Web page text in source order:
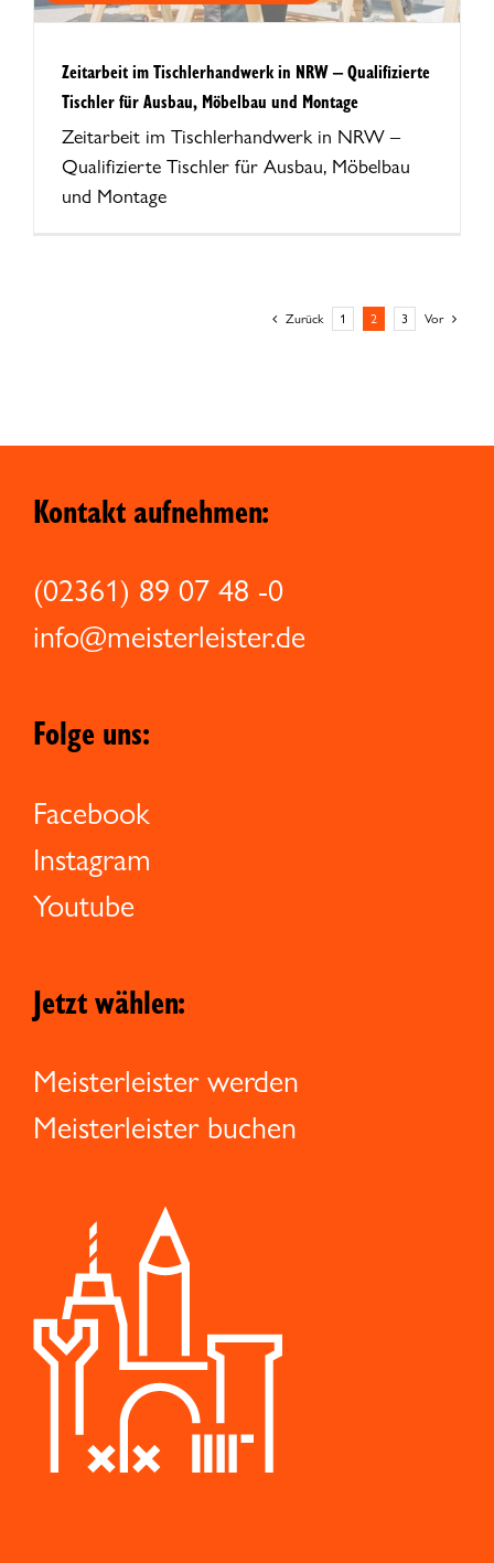
Zeitarbeit im Tischlerhandwerk in NRW – Qualifizierte
Tischler für Ausbau, Möbelbau und Montage
Zeitarbeit im Tischlerhandwerk in NRW –
Qualifizierte Tischler für Ausbau, Möbelbau
und Montage
Zurück 1 2 3 Vor
Kontakt aufnehmen:
(02361) 89 07 48 -0
info@meisterleister.de
Folge uns:
Facebook
Instagram
Youtube
Jetzt wählen:
Meisterleister werden
Meisterleister buchen